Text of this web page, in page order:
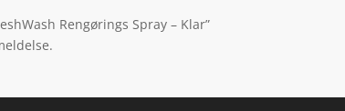
Rengørings Spray – Klar”